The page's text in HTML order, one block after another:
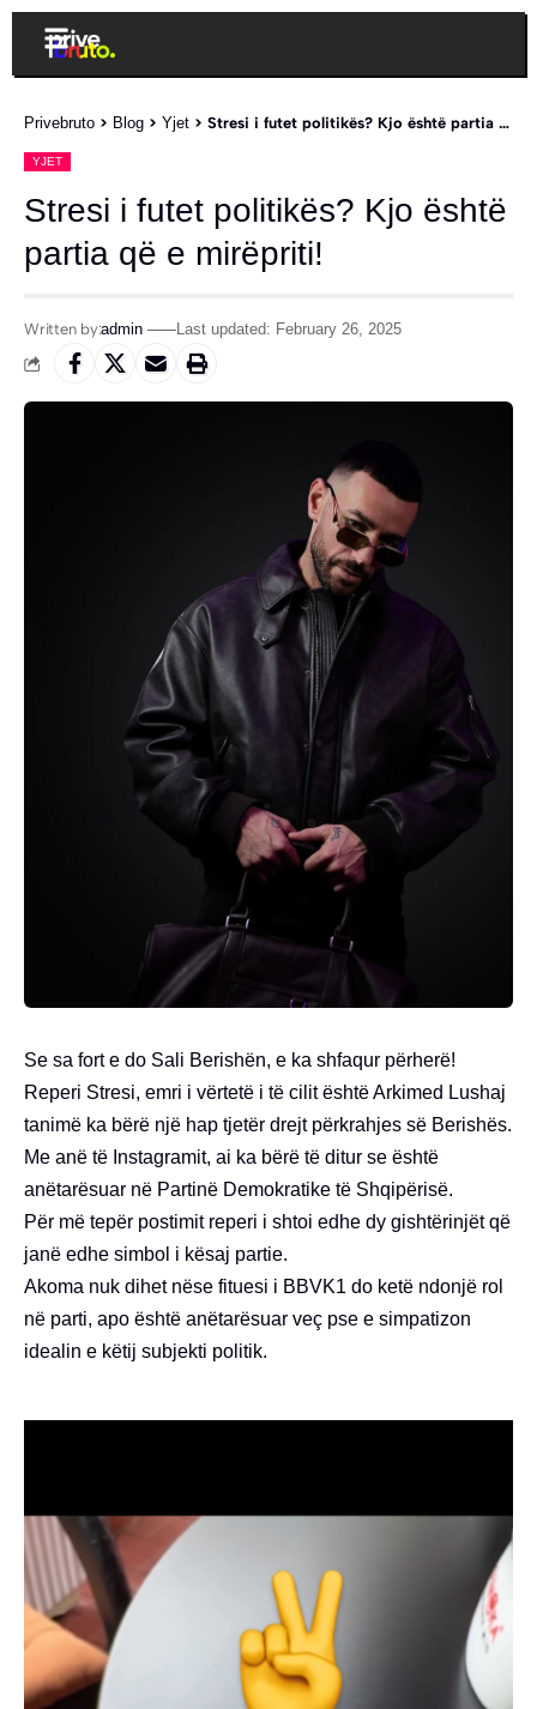
Privebruto > Blog > Yjet > Stresi i futet politikës? Kjo është partia që e mirëpriti!
YJET
Stresi i futet politikës? Kjo është
partia që e mirëpriti!
Written by:admin Last updated: February 26, 2025
Se sa fort e do Sali Berishën, e ka shfaqur përherë!
Reperi Stresi, emri i vërtetë i të cilit është Arkimed Lushaj
tanimë ka bërë një hap tjetër drejt përkrahjes së Berishës.
Me anë të Instagramit, ai ka bërë të ditur se është
anëtarësuar në Partinë Demokratike të Shqipërisë.
Për më tepër postimit reperi i shtoi edhe dy gishtërinjët që
janë edhe simbol i kësaj partie.
Akoma nuk dihet nëse fituesi i BBVK1 do ketë ndonjë rol
në parti, apo është anëtarësuar veç pse e simpatizon
idealin e këtij subjekti politik.